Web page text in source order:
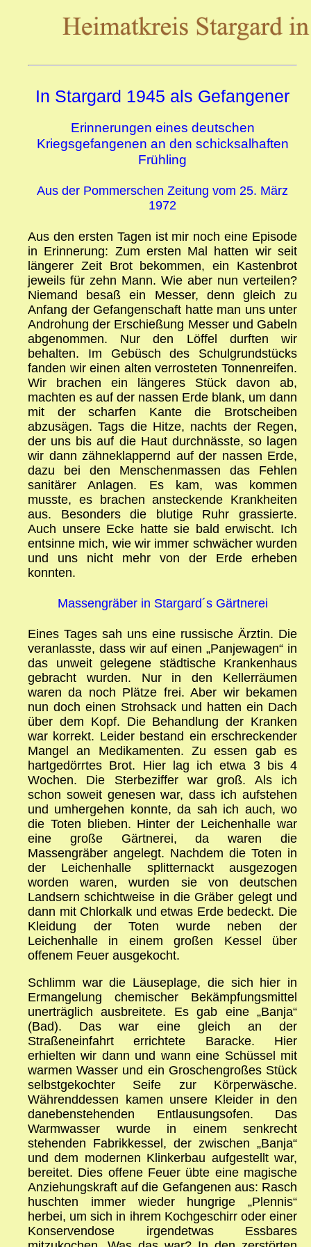
In Stargard 1945 als Gefangener
Erinnerungen eines deutschen
Kriegsgefangenen an den schicksalhaften
Frühling
Aus der Pommerschen Zeitung vom 25. März
1972
Aus den ersten Tagen ist mir noch eine Episode
in Erinnerung: Zum ersten Mal hatten wir seit
längerer Zeit Brot bekommen, ein Kastenbrot
jeweils für zehn Mann. Wie aber nun verteilen?
Niemand besaß ein Messer, denn gleich zu
Anfang der Gefangenschaft hatte man uns unter
Androhung der Erschießung Messer und Gabeln
abgenommen. Nur den Löffel durften wir
behalten. Im Gebüsch des Schulgrundstücks
fanden wir einen alten verrosteten Tonnenreifen.
Wir brachen ein längeres Stück davon ab,
machten es auf der nassen Erde blank, um dann
mit der scharfen Kante die Brotscheiben
abzusägen. Tags die Hitze, nachts der Regen,
der uns bis auf die Haut durchnässte, so lagen
wir dann zähneklappernd auf der nassen Erde,
dazu bei den Menschenmassen das Fehlen
sanitärer Anlagen. Es kam, was kommen
musste, es brachen ansteckende Krankheiten
aus. Besonders die blutige Ruhr grassierte.
Auch unsere Ecke hatte sie bald erwischt. Ich
entsinne mich, wie wir immer schwächer wurden
und uns nicht mehr von der Erde erheben
konnten.
Massengräber in Stargard´s Gärtnerei
Eines Tages sah uns eine russische Ärztin. Die
veranlasste, dass wir auf einen „Panjewagen“ in
das unweit gelegene städtische Krankenhaus
gebracht wurden. Nur in den Kellerräumen
waren da noch Plätze frei. Aber wir bekamen
nun doch einen Strohsack und hatten ein Dach
über dem Kopf. Die Behandlung der Kranken
war korrekt. Leider bestand ein erschreckender
Mangel an Medikamenten. Zu essen gab es
hartgedörrtes Brot. Hier lag ich etwa 3 bis 4
Wochen. Die Sterbeziffer war groß. Als ich
schon soweit genesen war, dass ich aufstehen
und umhergehen konnte, da sah ich auch, wo
die Toten blieben. Hinter der Leichenhalle war
eine große Gärtnerei, da waren die
Massengräber angelegt. Nachdem die Toten in
der Leichenhalle splitternackt ausgezogen
worden waren, wurden sie von deutschen
Landsern schichtweise in die Gräber gelegt und
dann mit Chlorkalk und etwas Erde bedeckt. Die
Kleidung der Toten wurde neben der
Leichenhalle in einem großen Kessel über
offenem Feuer ausgekocht.
Schlimm war die Läuseplage, die sich hier in
Ermangelung chemischer Bekämpfungsmittel
unerträglich ausbreitete. Es gab eine „Banja“
(Bad). Das war eine gleich an der
Straßeneinfahrt errichtete Baracke. Hier
erhielten wir dann und wann eine Schüssel mit
warmen Wasser und ein Groschengroßes Stück
selbstgekochter Seife zur Körperwäsche.
Währenddessen kamen unsere Kleider in den
danebenstehenden Entlausungsofen. Das
Warmwasser wurde in einem senkrecht
stehenden Fabrikkessel, der zwischen „Banja“
und dem modernen Klinkerbau aufgestellt war,
bereitet. Dies offene Feuer übte eine magische
Anziehungskraft auf die Gefangenen aus: Rasch
huschten immer wieder hungrige „Plennis“
herbei, um sich in ihrem Kochgeschirr oder einer
Konservendose irgendetwas Essbares